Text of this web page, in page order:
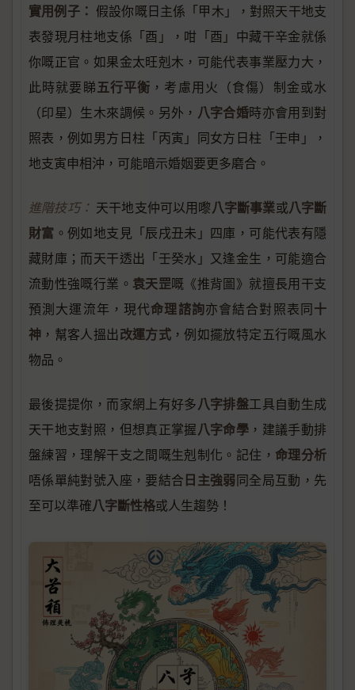
實用例子： 假設你嘅日主係「甲木」，對照天干地支
表發現月柱地支係「酉」，咁「酉」中藏干辛金就係
你嘅正官。如果金太旺剋木，可能代表事業壓力大，
此時就要睇五行平衡 ，考慮用火（食傷）制金或水
（印星）生木來調候。另外， 八字合婚時亦會用到對
照表，例如男方日柱「丙寅」同女方日柱「壬申」，
地支寅申相沖，可能暗示婚姻要更多磨合。
進階技巧： 天干地支仲可以用嚟八字斷事業或八字斷
財富 。例如地支見「辰戌丑未」四庫，可能代表有隱
藏財庫；而天干透出「壬癸水」又逢金生，可能適合
流動性強嘅行業。 袁天罡嘅《推背圖》就擅長用干支
預測大運流年，現代命理諮詢亦會結合對照表同十
神 ，幫客人搵出改運方式 ，例如擺放特定五行嘅風水
物品。
最後提提你，而家網上有好多八字排盤工具自動生成
天干地支對照，但想真正掌握八字命學 ，建議手動排
盤練習，理解干支之間嘅生剋制化。記住， 命理分析
唔係單純對號入座，要結合日主強弱同全局互動，先
至可以準確八字斷性格或人生趨勢！